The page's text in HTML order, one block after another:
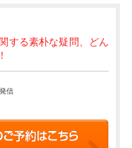
する素朴な疑問、どん
信